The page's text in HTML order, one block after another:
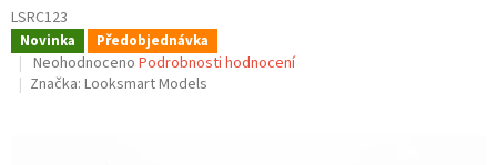
LSRC123
Novinka Předobjednávka
Průměrné
hodnocení
Neohodnoceno Podrobnosti hodnocení
Značka: Looksmart Models